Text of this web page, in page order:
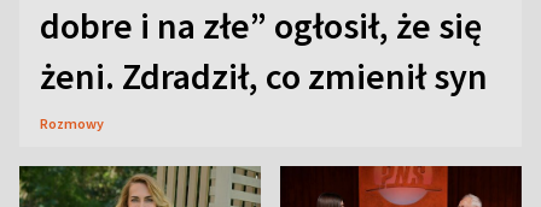
dobre i na złe” ogłosił, że się
żeni. Zdradził, co zmienił syn
Rozmowy